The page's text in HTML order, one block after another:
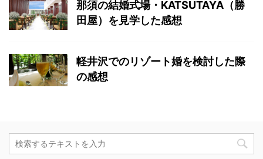
那須の結婚式場・KATSUTAYA（勝
田屋）を見学した感想
軽井沢でのリゾート婚を検討した際
の感想